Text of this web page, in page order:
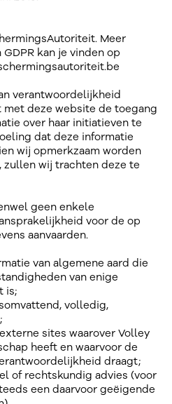
Meer
kan je vinden op
verantwoordelijkheid
deze website de toegang
over haar initiatieven te
dat deze informatie
wij opmerkzaam worden
zullen wij trachten deze te
geen enkele
voor de op
aanvaarden.
van algemene aard die
van enige
is;
volledig,
sites waarover Volley
heeft en waarvoor de
draagt;
of rechtskundig advies (voor
een daarvoor geëigende